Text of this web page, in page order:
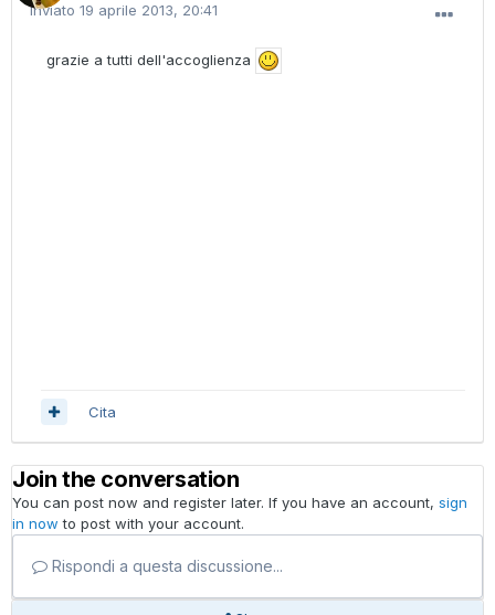
Inviato 19 aprile 2013, 20:41
grazie a tutti dell'accoglienza
Cita
Join the conversation
You can post now and register later. If you have an account, sign
in now to post with your account.
Rispondi a questa discussione...